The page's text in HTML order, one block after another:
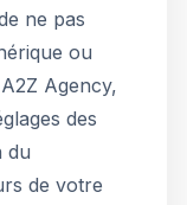
ne pas
ou
Agency,
des
du
de votre